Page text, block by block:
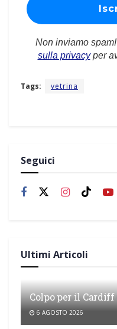
Non inviamo
sulla privacyper
Tags: vetrina
Seguici
Ultimi Articoli
Colpo per il
6 AGOSTO 2026